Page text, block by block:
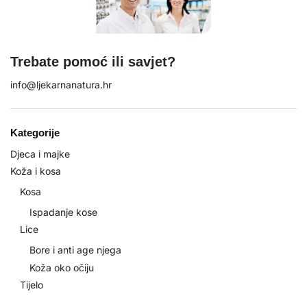
Trebate pomoć ili savjet?
info@ljekarnanatura.hr
Kategorije
Djeca i majke
Koža i kosa
Kosa
Ispadanje kose
Lice
Bore i anti age njega
Koža oko očiju
Tijelo